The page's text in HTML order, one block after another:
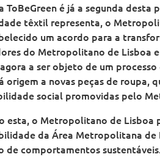
ToBeGreen é já a segunda desta
têxtil representa, o
um acordo para a
do Metropolitano de Lisboa
a ser objeto de um
a novas peças de roupa,
social promovidas pelo
esta, o Metropolitano de Lisboa
da Área Metropolitana de
de comportamentos